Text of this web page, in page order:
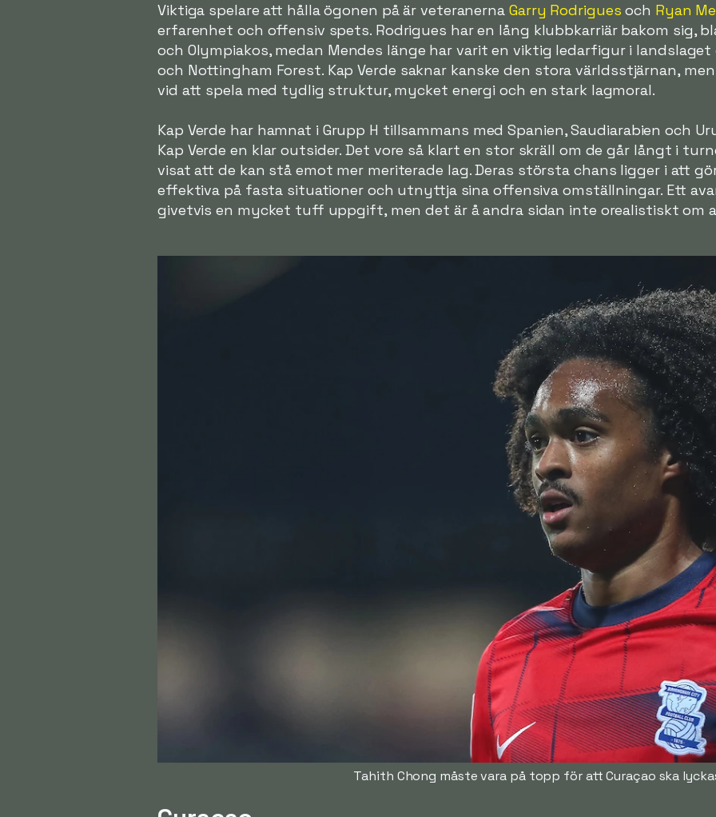
Viktiga spelare att hålla ögonen på är veteranerna Garry Rodrigues och Ryan
erfarenhet och offensiv spets. Rodrigues har en lång klubbkarriär bakom sig,
och Olympiakos, medan Mendes länge har varit en viktig ledarfigur i
och Nottingham Forest. Kap Verde saknar kanske den stora världsstjärnan,
vid att spela med tydlig struktur, mycket energi och en stark lagmoral.
Kap Verde har hamnat i Grupp H tillsammans med Spanien, Saudiarabien och
Kap Verde en klar outsider. Det vore så klart en stor skräll om de går långt i
visat att de kan stå emot mer meriterade lag. Deras största chans ligger i att
effektiva på fasta situationer och utnyttja sina offensiva omställningar. Ett
givetvis en mycket tuff uppgift, men det är å andra sidan inte orealistiskt om
Tahith Chong måste vara på topp för att Curaçao ska